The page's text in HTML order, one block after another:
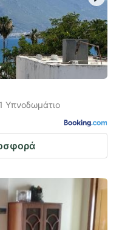
Υπνοδωμάτιο